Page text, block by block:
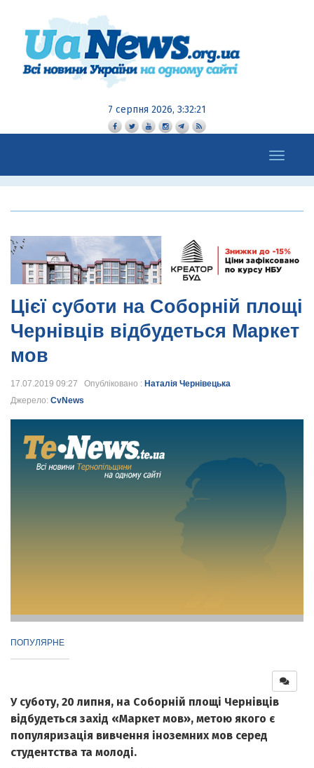
7 серпня 2026, 3:32:22
Toggle
navigation
Цієї суботи на Соборній площі
Чернівців відбудеться Маркет
мов
17.07.2019 09:27 Опубліковано : Наталія Чернівецька
Джерело: CvNews
ПОПУЛЯРНЕ
У суботу, 20 липня, на Соборній площі Чернівців
відбудеться захід «Маркет мов», метою якого є
популяризація вивчення іноземних мов серед
студентства та молоді.